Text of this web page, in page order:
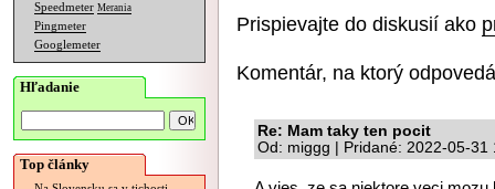
Speedmeter Merania
Pingmeter
Googlemeter
Hľadanie
Top články
Prispievajte do diskusií ako
Komentár, na ktorý
Re: Mam taky ten pocit
Od: miggg | Pridané: 2022-05-31